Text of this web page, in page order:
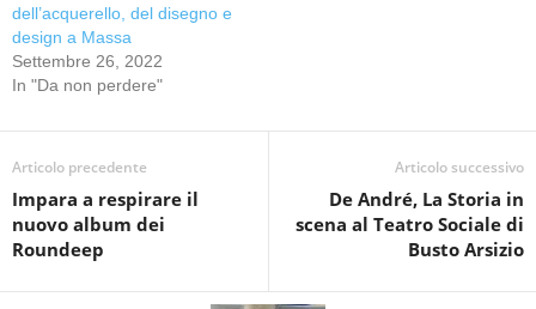
dell’acquerello, del disegno e
design a Massa
Settembre 26, 2022
In "Da non perdere"
Articolo precedente
Impara a respirare il
nuovo album dei
Roundeep
Articolo successivo
De André, La Storia in
scena al Teatro Sociale di
Busto Arsizio